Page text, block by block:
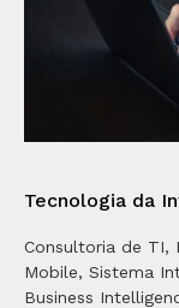
Tecnologia da
Consultoria de TI,
Mobile, Sistema
Business